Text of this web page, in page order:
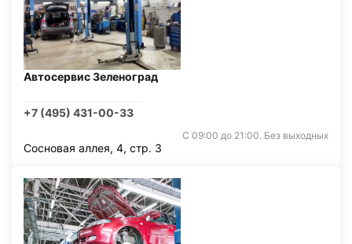
Автосервис Зеленоград
+7 (495) 431-00-33
С 09:00 до 21:00. Без выходных
Сосновая аллея, 4, стр. 3